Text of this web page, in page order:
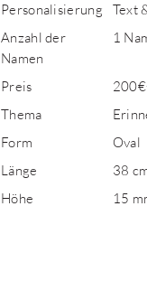
Personalisierung
Text
Anzahl der
Namen
1
Preis
Thema
Form
Oval
Länge
38
Höhe
15